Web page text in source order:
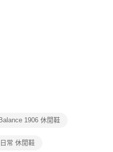
後，將跳轉至「AFTEE先享後付」
簡訊。
簡訊中的連結，可透過四大超商／
方視為交易完成。
」之結帳頁面顯示為準，若有關於
關疑問，請聯繫「AFTEE先享後付
support/home
「AFTEE先享後付」服務完成之交
免運費
免運費
1906 休閒鞋
日常 休閒鞋